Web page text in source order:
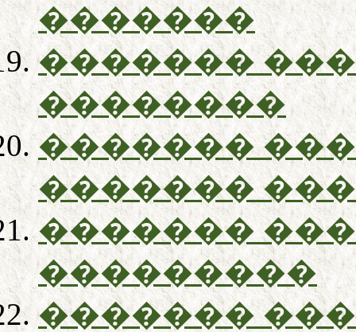
�������
�������
��������
�������
�������
�������
���������
�������